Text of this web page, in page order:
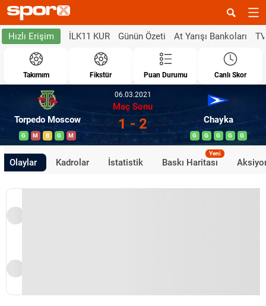
Hızlı Erişim İLK11 KUR Günün Özeti At Yarışı Bankoları
Takımım Fikstür Puan Durumu Canlı Skor
Torpedo Moscow
G M B G M
06.03.2021
Maç Sonu
1 - 2 Chayka
G G G G G
Olaylar Kadrolar İstatistik Baskı Haritası
Yeni